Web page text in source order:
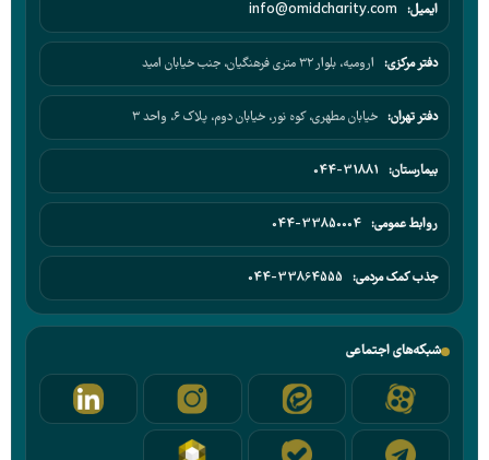
ایمیل: info@omidcharity.com
دفتر مرکزی: ارومیه، بلوار ۳۲ متری فرهنگیان، جنب خیابان امید
دفتر تهران: خیابان مطهری، کوه نور، خیابان دوم، پلاک ۶، واحد ۳
بیمارستان: 044-31881
روابط عمومی: 044-33850004
جذب کمک مردمی: 044-33864555
شبکه‌های اجتماعی